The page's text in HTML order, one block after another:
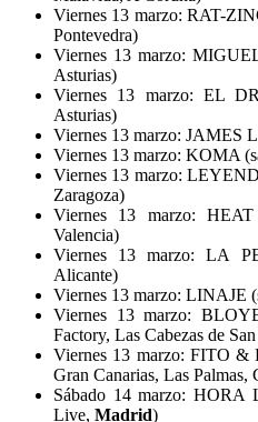
Viernes 13 marzo: RAT-
Pontevedra)
Viernes 13 marzo:
Asturias)
Viernes 13 marzo: EL
Asturias)
Viernes 13 marzo: JAMES
Viernes 13 marzo: KOMA
Viernes 13 marzo:
Zaragoza)
Viernes 13 marzo:
Valencia)
Viernes 13 marzo: LA
Alicante)
Viernes 13 marzo: LINAJE
Viernes 13 marzo:
Factory, Las Cabezas de
Viernes 13 marzo: FITO
Gran Canarias, Las Palmas,
Sábado 14 marzo:
Live, Madrid)